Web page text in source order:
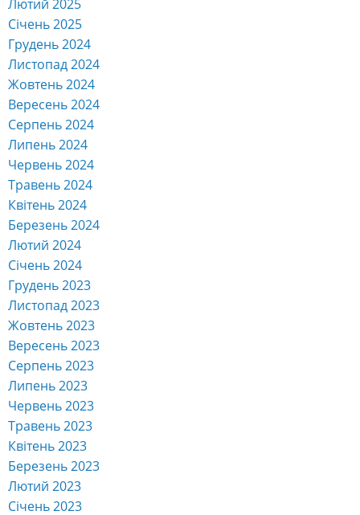
Січень 2025
Грудень 2024
Листопад 2024
Жовтень 2024
Вересень 2024
Серпень 2024
Липень 2024
Червень 2024
Травень 2024
Квітень 2024
Березень 2024
Лютий 2024
Січень 2024
Грудень 2023
Листопад 2023
Жовтень 2023
Вересень 2023
Серпень 2023
Липень 2023
Червень 2023
Травень 2023
Квітень 2023
Березень 2023
Лютий 2023
Січень 2023